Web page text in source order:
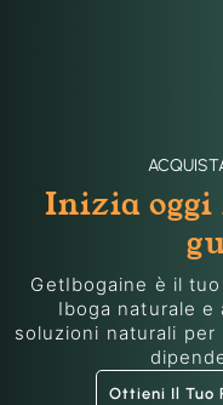
Inizia
GetIbogaine è il
Iboga naturale e
soluzioni naturali
Ottieni Il Tuo